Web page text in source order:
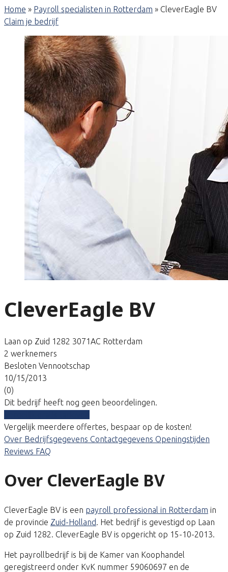
Home » Payroll specialisten in Rotterdam » CleverEagle BV
Claim je bedrijf
CleverEagle BV
Laan op Zuid 1282 3071AC Rotterdam
2 werknemers
Besloten Vennootschap
10/15/2013
(0)
Dit bedrijf heeft nog geen beoordelingen.
Vergelijk meerdere offertes, bespaar op de kosten!
Over Bedrijfsgegevens Contactgegevens Openingstijden
Reviews FAQ
Over CleverEagle BV
CleverEagle BV is een payroll professional in Rotterdam in
de provincie Zuid-Holland. Het bedrijf is gevestigd op Laan
op Zuid 1282. CleverEagle BV is opgericht op 15-10-2013.
Het payrollbedrijf is bij de Kamer van Koophandel
geregistreerd onder KvK nummer 59060697 en de